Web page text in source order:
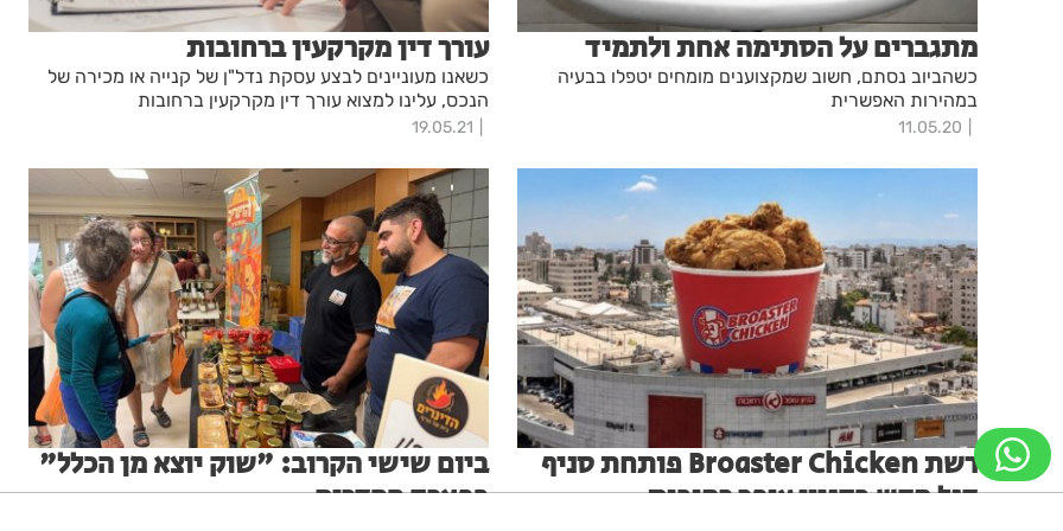
מתגברים על הסתימה אחת ולתמיד
כשהביוב נסתם, חשוב שמקצוענים מומחים יטפלו בבעיה
במהירות האפשרית
11.05.20
עורך דין מקרקעין ברחובות
כשאנו מעוניינים לבצע עסקת נדל"ן של קנייה או מכירה של
הנכס, עלינו למצוא עורך דין מקרקעין ברחובות
19.05.21
רשת Broaster Chicken פותחת סניף
דגל חדש בקניון עופר רחובות
ביום שישי הקרוב: "שוק יוצא מן הכלל"
בפארק ההדרים